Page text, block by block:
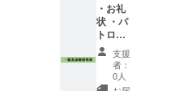
・お礼
状 ・パ
トロン
紹介
ページ
「仮」
へのお
支援
者：
0人